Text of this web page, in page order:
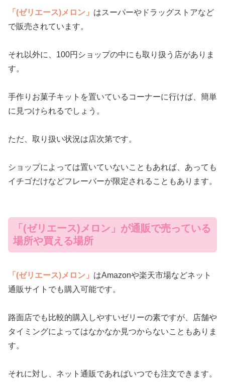
「(ゼリエース)メロン」 はスーパーやドラッグストアなど
で販売されています。
それ以外に、100円ショップの中にも取り扱う店がありま
す。
手作りお菓子キットを置いているコーナーに行けば、簡単
に見つけられるでしょう。
ただ、取り扱い状況は店次第です。
ショップによっては置いていないこともあれば、あっても
イチゴだけなどフレーバーが限定されることもあります。
「(ゼリエース)メロン」が通販で売っている
場所や買える場所
「(ゼリエース)メロン」 はAmazonや楽天市場などネット
通販サイトでも購入可能です。
路面店でも比較的購入しやすいゼリーの素ですが、店舗や
タイミングによってはなかなか見つからないこともありま
す。
それに対し、ネット通販であればいつでも注文できます。